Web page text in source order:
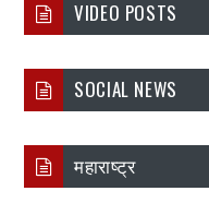
VIDEO POSTS
SOCIAL NEWS
महाराष्ट्र